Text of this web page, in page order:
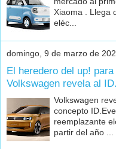
Xiaoma . Llega
eléc...
domingo, 9 de marzo de
El heredero del up! para
Volkswagen revela al
Volkswagen
concepto
reemplazante
partir del año ...